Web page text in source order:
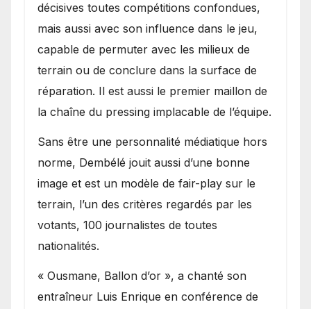
décisives toutes compétitions confondues,
mais aussi avec son influence dans le jeu,
capable de permuter avec les milieux de
terrain ou de conclure dans la surface de
réparation. Il est aussi le premier maillon de
la chaîne du pressing implacable de l’équipe.
Sans être une personnalité médiatique hors
norme, Dembélé jouit aussi d’une bonne
image et est un modèle de fair-play sur le
terrain, l’un des critères regardés par les
votants, 100 journalistes de toutes
nationalités.
« Ousmane, Ballon d’or », a chanté son
entraîneur Luis Enrique en conférence de